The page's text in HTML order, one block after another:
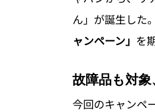
ん」が誕生した
ャンペーン」 を
故障品も対
今回のキャンペ